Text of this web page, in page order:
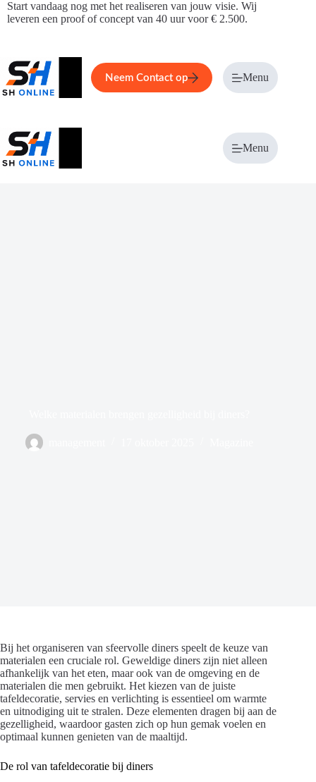
Ga
naar
Start vandaag nog met het realiseren van jouw visie. Wij
leveren een proof of concept van 40 uur voor € 2.500.
Home Service Over ons
Neem Contact op Menu
Menu
Bij het organiseren van sfeervolle diners speelt de keuze van
materialen een cruciale rol. Geweldige diners zijn niet alleen
afhankelijk van het eten, maar ook van de omgeving en de
materialen die men gebruikt. Het kiezen van de juiste
tafeldecoratie, servies en verlichting is essentieel om warmte
en uitnodiging uit te stralen. Deze elementen dragen bij aan de
gezelligheid, waardoor gasten zich op hun gemak voelen en
optimaal kunnen genieten van de maaltijd.
De rol van tafeldecoratie bij diners